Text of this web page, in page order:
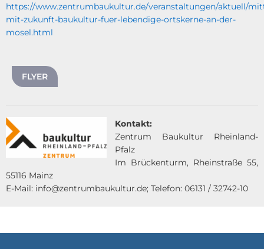
https://www.zentrumbaukultur.de/veranstaltungen/aktuell/
mit-zukunft-baukultur-fuer-lebendige-ortskerne-an-der-
mosel.html
FLYER
Kontakt:
Zentrum Baukultur Rheinland-
Pfalz
Im Brückenturm, Rheinstraße 55,
55116 Mainz
E-Mail: info@zentrumbaukultur.de; Telefon: 06131 / 32742-10